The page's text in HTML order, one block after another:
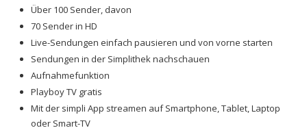
Über 100 Sender, davon
70 Sender in HD
Live-Sendungen einfach pausieren und von vorne starten
Sendungen in der Simplithek nachschauen
Aufnahmefunktion
Playboy TV gratis
Mit der simpli App streamen auf Smartphone, Tablet, Laptop
oder Smart-TV